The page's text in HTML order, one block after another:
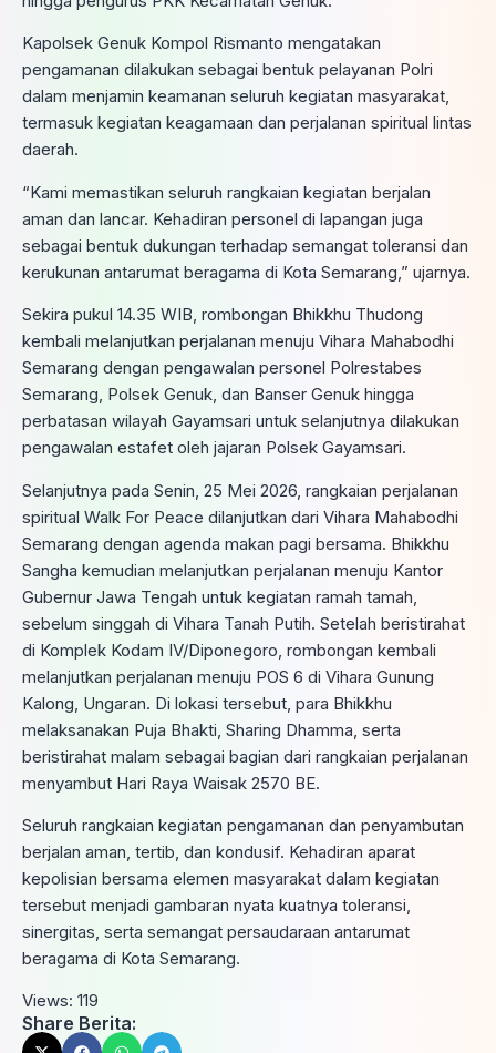
Kapolsek Genuk Kompol Rismanto mengatakan
pengamanan dilakukan sebagai bentuk pelayanan Polri
dalam menjamin keamanan seluruh kegiatan masyarakat,
termasuk kegiatan keagamaan dan perjalanan spiritual lintas
daerah.
“Kami memastikan seluruh rangkaian kegiatan berjalan
aman dan lancar. Kehadiran personel di lapangan juga
sebagai bentuk dukungan terhadap semangat toleransi dan
kerukunan antarumat beragama di Kota Semarang,” ujarnya.
Sekira pukul 14.35 WIB, rombongan Bhikkhu Thudong
kembali melanjutkan perjalanan menuju Vihara Mahabodhi
Semarang dengan pengawalan personel Polrestabes
Semarang, Polsek Genuk, dan Banser Genuk hingga
perbatasan wilayah Gayamsari untuk selanjutnya dilakukan
pengawalan estafet oleh jajaran Polsek Gayamsari.
Selanjutnya pada Senin, 25 Mei 2026, rangkaian perjalanan
spiritual Walk For Peace dilanjutkan dari Vihara Mahabodhi
Semarang dengan agenda makan pagi bersama. Bhikkhu
Sangha kemudian melanjutkan perjalanan menuju Kantor
Gubernur Jawa Tengah untuk kegiatan ramah tamah,
sebelum singgah di Vihara Tanah Putih. Setelah beristirahat
di Komplek Kodam IV/Diponegoro, rombongan kembali
melanjutkan perjalanan menuju POS 6 di Vihara Gunung
Kalong, Ungaran. Di lokasi tersebut, para Bhikkhu
melaksanakan Puja Bhakti, Sharing Dhamma, serta
beristirahat malam sebagai bagian dari rangkaian perjalanan
menyambut Hari Raya Waisak 2570 BE.
Seluruh rangkaian kegiatan pengamanan dan penyambutan
berjalan aman, tertib, dan kondusif. Kehadiran aparat
kepolisian bersama elemen masyarakat dalam kegiatan
tersebut menjadi gambaran nyata kuatnya toleransi,
sinergitas, serta semangat persaudaraan antarumat
beragama di Kota Semarang.
Views: 119
Share Berita: